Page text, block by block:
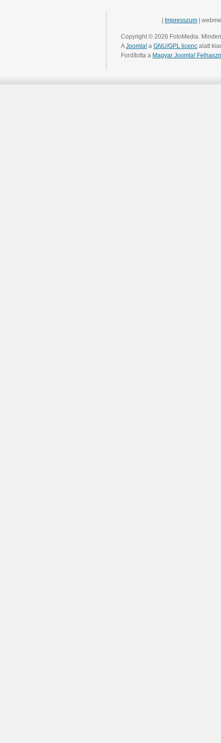
Impresszum |
Copyright © 2026 FotoMedia.
AJoomla! a GNU/GPL licenc alatt
Fordította a Magyar Joomla!